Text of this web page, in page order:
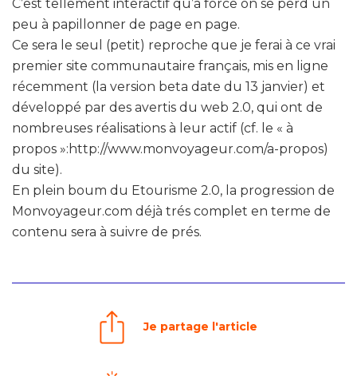
C’est tellement interactif qu’à force on se perd un
peu à papillonner de page en page.
Ce sera le seul (petit) reproche que je ferai à ce vrai
premier site communautaire français, mis en ligne
récemment (la version beta date du 13 janvier) et
développé par des avertis du web 2.0, qui ont de
nombreuses réalisations à leur actif (cf. le « à
propos »:http://www.monvoyageur.com/a-propos)
du site).
En plein boum du Etourisme 2.0, la progression de
Monvoyageur.com déjà trés complet en terme de
contenu sera à suivre de prés.
Je partage l'article